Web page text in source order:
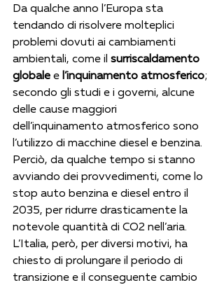
Da qualche anno l’Europa sta
tendando di risolvere molteplici
problemi dovuti ai cambiamenti
ambientali, come il surriscaldamento
globale e l’inquinamento atmosferico;
secondo gli studi e i governi, alcune
delle cause maggiori
dell’inquinamento atmosferico sono
l’utilizzo di macchine diesel e benzina.
Perciò, da qualche tempo si stanno
avviando dei provvedimenti, come lo
stop auto benzina e diesel entro il
2035, per ridurre drasticamente la
notevole quantità di CO2 nell’aria.
L’Italia, però, per diversi motivi, ha
chiesto di prolungare il periodo di
transizione e il conseguente cambio